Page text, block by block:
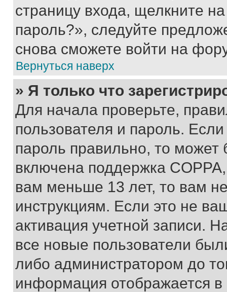
страницу входа, щелкните
пароль?», следуйте
снова сможете войти на
Вернуться наверх
» Я только что
Для начала проверьте,
пользователя и пароль.
пароль правильно, то может
включена поддержка
вам меньше 13 лет, то вам
инструкциям. Если это не
активация учетной записи.
все новые пользователи
либо администратором до
информация отображается